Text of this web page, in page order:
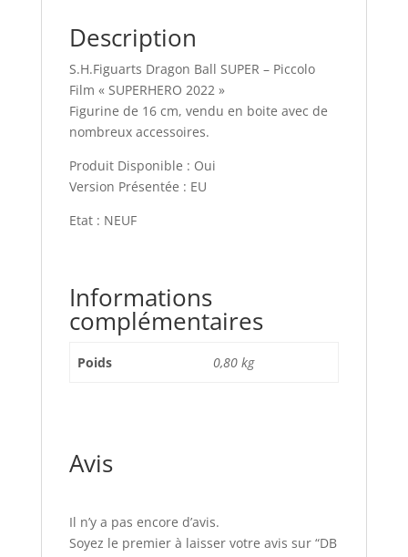
Description
S.H.Figuarts Dragon Ball SUPER – Piccolo
Film « SUPERHERO 2022 »
Figurine de 16 cm, vendu en boite avec de
nombreux accessoires.
Produit Disponible : Oui
Version Présentée : EU
Etat : NEUF
Informations
complémentaires
Poids 0,80 kg
Avis
Il n’y a pas encore d’avis.
Soyez le premier à laisser votre avis sur “DB